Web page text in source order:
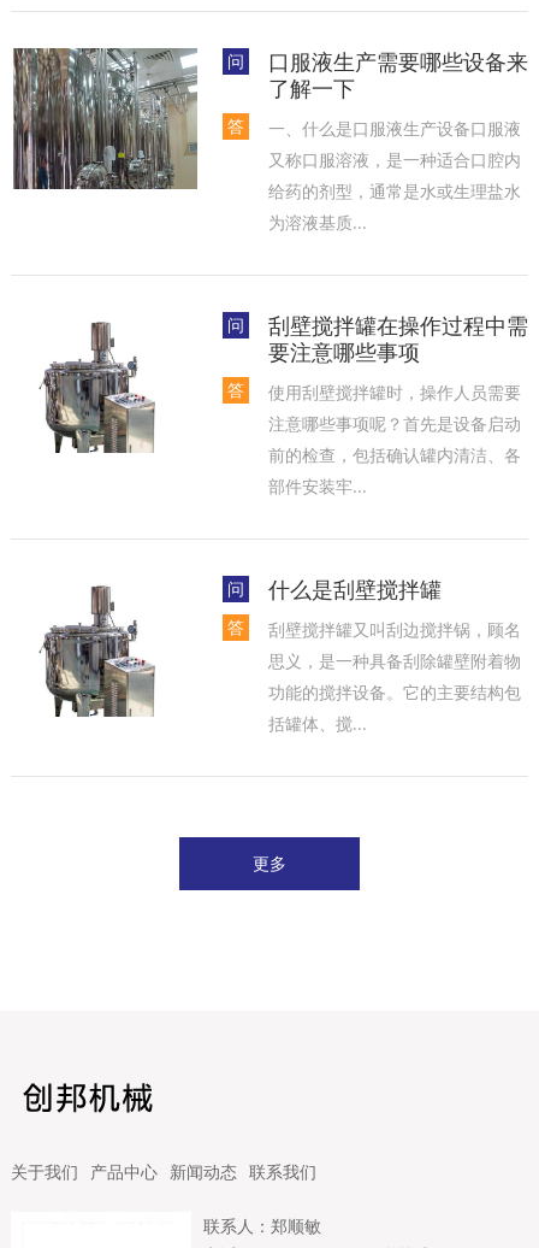
问
口服液生产需要哪些设备来
了解一下
答
一、什么是口服液生产设备口服液
又称口服溶液，是一种适合口腔内
给药的剂型，通常是水或生理盐水
为溶液基质...
问
刮壁搅拌罐在操作过程中需
要注意哪些事项
答
使用刮壁搅拌罐时，操作人员需要
注意哪些事项呢？首先是设备启动
前的检查，包括确认罐内清洁、各
部件安装牢...
问 什么是刮壁搅拌罐
答
刮壁搅拌罐又叫刮边搅拌锅，顾名
思义，是一种具备刮除罐壁附着物
功能的搅拌设备。它的主要结构包
括罐体、搅...
更多
关于我们 产品中心 新闻动态 联系我们
联系人：郑顺敏